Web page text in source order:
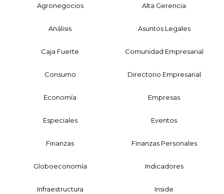
Agronegocios Alta Gerencia
Análisis Asuntos Legales
Caja Fuerte Comunidad Empresarial
Consumo Directorio Empresarial
Economía Empresas
Especiales Eventos
Finanzas Finanzas Personales
Globoeconomía Indicadores
Infraestructura Inside